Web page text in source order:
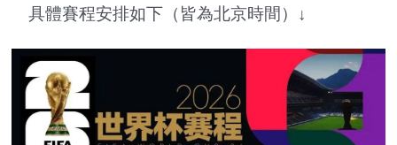
具體賽程安排如下（皆為北京時間）↓